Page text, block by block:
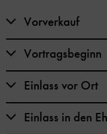
Vorverkauf
Vortragsbeginn
Einlass vor Ort
Einlass in den